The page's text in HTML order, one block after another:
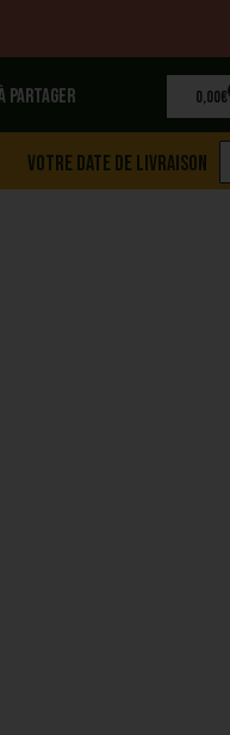
partager 0,00€
Votre date de livraison